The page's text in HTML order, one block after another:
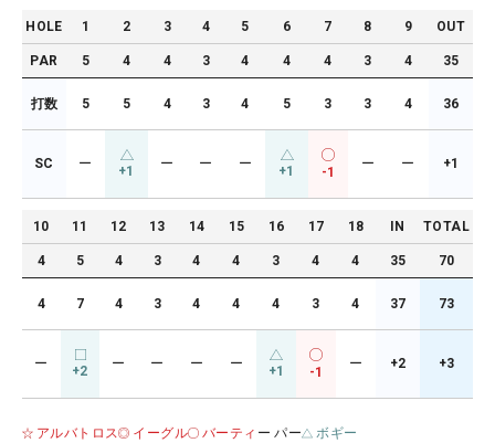
HOLE 1 2 3 4 5 6 7 8 9 OUT
PAR 5 4 4 3 4 4 4 3 4 35
打数 5 5 4 3 4 5 3 3 4 36
SC ー +1 ー ー ー +1 -1
ー ー +1
10 11 12 13 14 15 16 17 18 IN TOTAL
4 5 4 3 4 4 3 4 4 35 70
4 7 4 3 4 4 4 3 4 37 73
ー +2 ー ー ー ー +1 -1
ー +2 +3
アルバトロス イーグル バーティ ー パー ボギー